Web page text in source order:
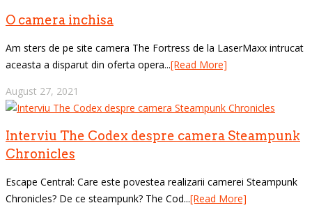
O camera inchisa
Am sters de pe site camera The Fortress de la LaserMaxx intrucat
aceasta a disparut din oferta opera...[Read More]
August 27, 2021
Interviu The Codex despre camera Steampunk
Chronicles
Escape Central: Care este povestea realizarii camerei Steampunk
Chronicles? De ce steampunk? The Cod...[Read More]